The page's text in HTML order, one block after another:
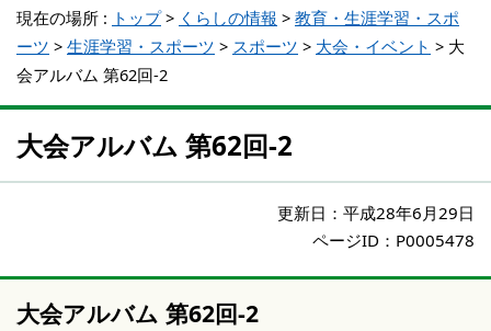
現在の場所 : トップ> くらしの情報 > 教育・生涯学習・スポ
ーツ > 生涯学習・スポーツ > スポーツ > 大会・イベント > 大
会アルバム 第62回-2
大会アルバム 第62回-2
更新日： 平成28年6月29日
ページID：P0005478
大会アルバム 第62回-2